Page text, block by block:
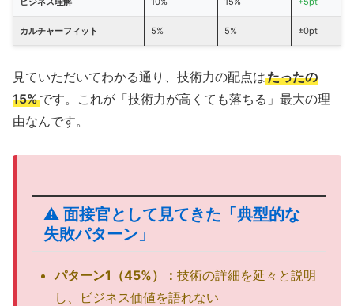
カルチャーフィット 5% 5% ±0pt
見ていただいてわかる通り、技術力の配点はたったの
15%です。これが「技術力が高くても落ちる」最大の理
由なんです。
⚠️ 面接官として見てきた「典型的な
失敗パターン」
パターン1（45%）：技術の詳細を延々と説明
し、ビジネス価値を語れない